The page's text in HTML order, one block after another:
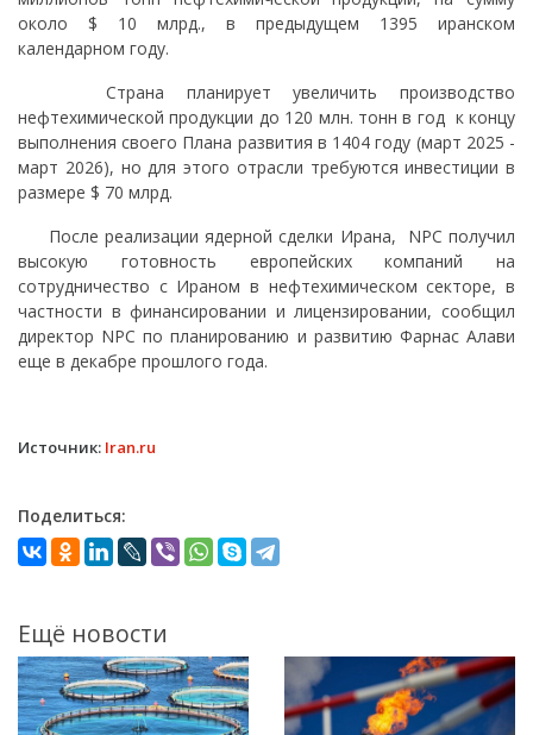
около $ 10 млрд., в предыдущем 1395 иранском
календарном году.
Страна планирует увеличить производство
нефтехимической продукции до 120 млн. тонн в год к концу
выполнения своего Плана развития в 1404 году (март 2025 -
март 2026), но для этого отрасли требуются инвестиции в
размере $ 70 млрд.
После реализации ядерной сделки Ирана, NPC получил
высокую готовность европейских компаний на
сотрудничество с Ираном в нефтехимическом секторе, в
частности в финансировании и лицензировании, сообщил
директор NPC по планированию и развитию Фарнас Алави
еще в декабре прошлого года.
Источник: Iran.ru
Поделиться:
Ещё новости